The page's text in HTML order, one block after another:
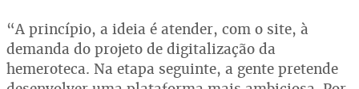
“A princípio, a ideia é atender, com o site, à
demanda do projeto de digitalização da
hemeroteca. Na etapa seguinte, a gente pretende